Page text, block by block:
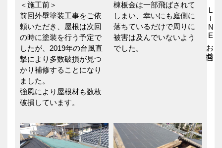
＜施工前＞
前回外壁塗装工事をご依
頼いただき、屋根は次回
の時に塗装を行う予定で
したが、2019年の台風直
撃により多数破損が見つ
かり補修することになり
ました。
強風により屋根材も数枚
破損しています。
棟板金は一部飛ばされて
しまい、幸いにも庭側に
落ちているだけで周りに
被害は及んでいないよう
でした。
LINEお問合せ